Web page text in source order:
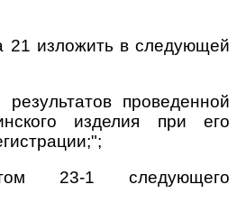
21 изложить в следующей
проведенной
изделия при его
23-1 следующего